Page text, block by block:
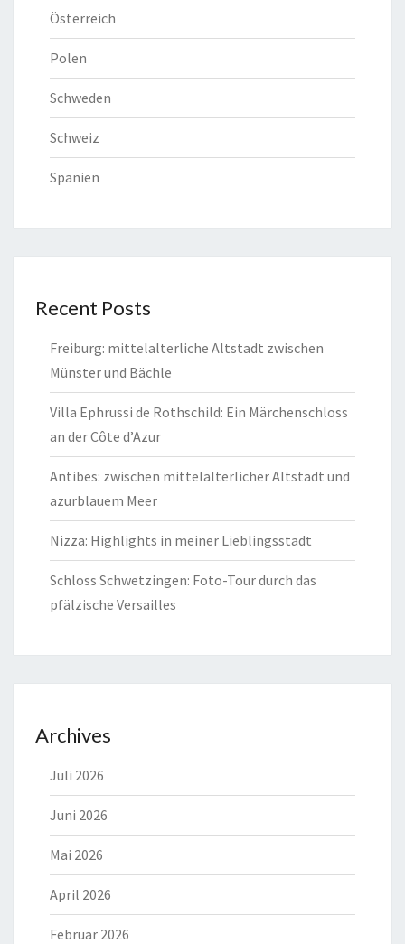
Österreich
Polen
Schweden
Schweiz
Spanien
Recent Posts
Freiburg: mittelalterliche Altstadt zwischen
Münster und Bächle
Villa Ephrussi de Rothschild: Ein Märchenschloss
an der Côte d’Azur
Antibes: zwischen mittelalterlicher Altstadt und
azurblauem Meer
Nizza: Highlights in meiner Lieblingsstadt
Schloss Schwetzingen: Foto-Tour durch das
pfälzische Versailles
Archives
Juli 2026
Juni 2026
Mai 2026
April 2026
Februar 2026